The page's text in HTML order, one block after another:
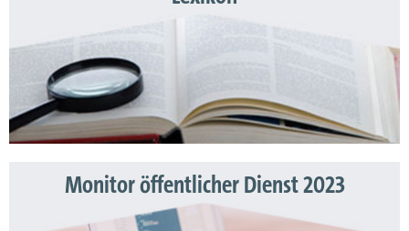
Monitor öffentlicher Dienst 2023